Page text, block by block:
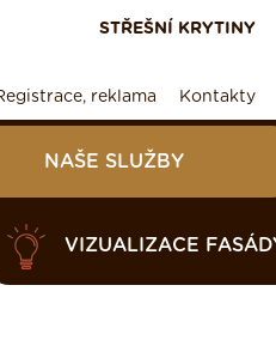
STŘEŠNÍ KRYTINY
reklama Kontakty
NAŠE SLUŽBY
VIZUALIZACE